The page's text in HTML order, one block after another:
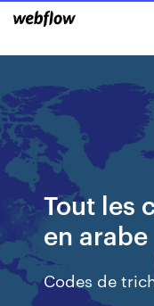
Tout les
en arabe
Codes de